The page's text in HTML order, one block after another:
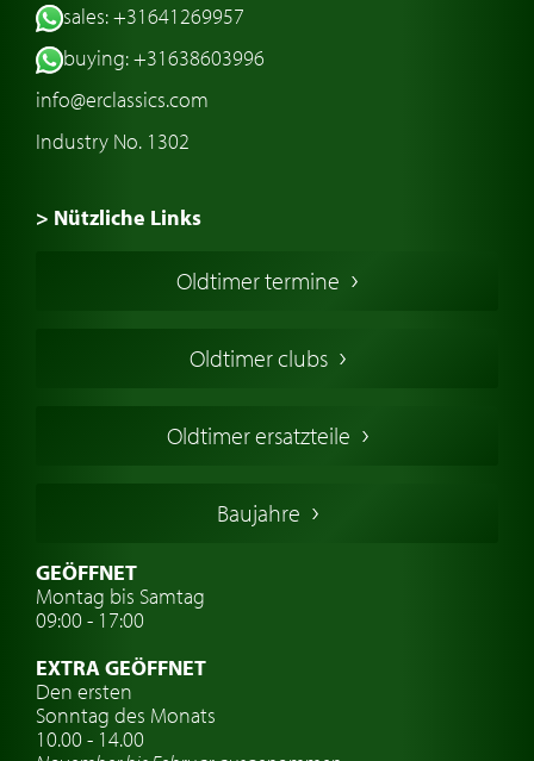
sales: +31641269957
buying: +31638603996
info@erclassics.com
Industry No. 1302
> Nützliche Links
Oldtimers in Europa
Englische Oldtimer
Deutsche Oldtimer
Schwedische Oldtimer
Oldtimer mit h-kennzeichen
Auto Oldtimer Markt
Oldtimer-Versicherung
Oldtimer-Clubs
Oldtimer termine
Oldtimer clubs
Oldtimer ersatzteile
Baujahre
GEÖFFNET
Montag bis Samtag
09:00 - 17:00
EXTRA GEÖFFNET
Den ersten
Sonntag des Monats
10.00 - 14.00